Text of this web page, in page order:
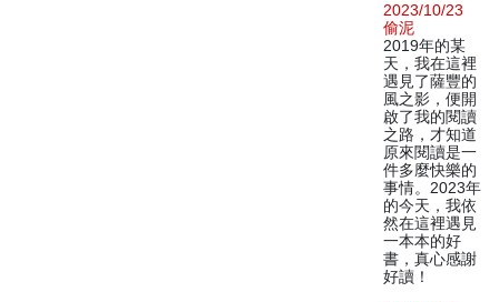
2023/10/23
偷泥
2019年的某
天，我在這裡
遇見了薩豐的
風之影，便開
啟了我的閱讀
之路，才知道
原來閱讀是一
件多麼快樂的
事情。2023年
的今天，我依
然在這裡遇見
一本本的好
書，真心感謝
好讀！